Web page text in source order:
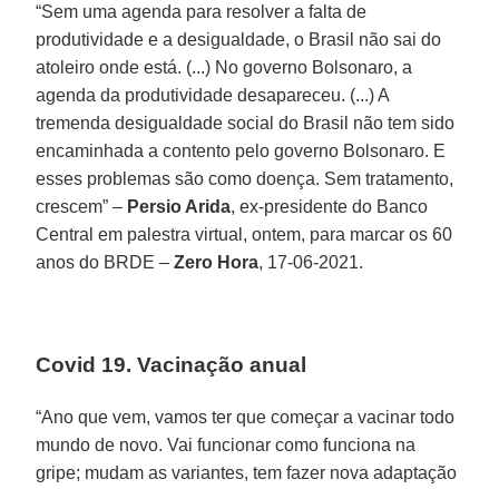
“Sem uma agenda para resolver a falta de
produtividade e a desigualdade, o Brasil não sai do
atoleiro onde está. (...) No governo Bolsonaro, a
agenda da produtividade desapareceu. (...) A
tremenda desigualdade social do Brasil não tem sido
encaminhada a contento pelo governo Bolsonaro. E
esses problemas são como doença. Sem tratamento,
crescem” – Persio Arida, ex-presidente do Banco
Central em palestra virtual, ontem, para marcar os 60
anos do BRDE –Zero Hora, 17-06-2021.
Covid 19. Vacinação anual
“Ano que vem, vamos ter que começar a vacinar todo
mundo de novo. Vai funcionar como funciona na
gripe; mudam as variantes, tem fazer nova adaptação